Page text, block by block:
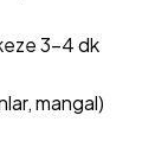
3-4 dk
mangal)